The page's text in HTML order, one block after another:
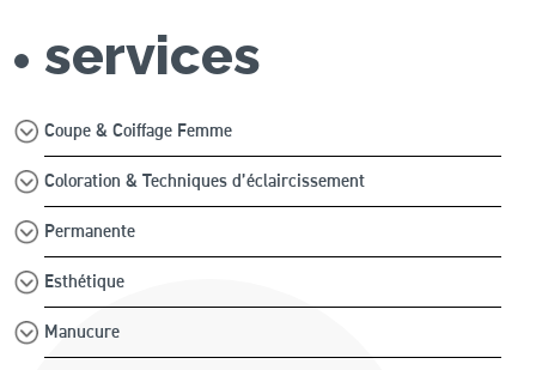
services
Coupe & Coiffage Femme
Coloration & Techniques d’éclaircissement
Permanente
Esthétique
Manucure